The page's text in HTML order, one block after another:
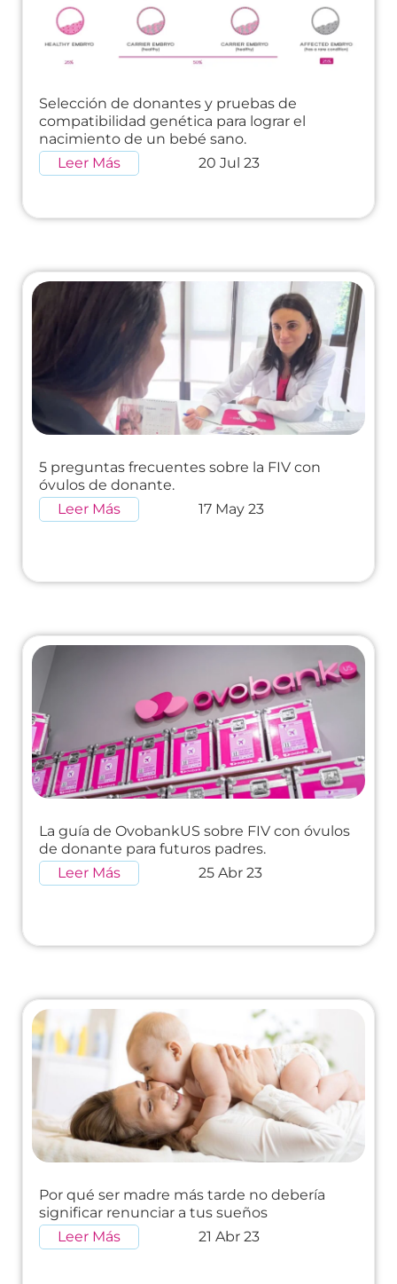
Selección de donantes y pruebas de
compatibilidad genética para lograr el
nacimiento de un bebé sano.
Leer Más
20 Jul 23
5 preguntas frecuentes sobre la FIV con
óvulos de donante.
Leer Más
17 May 23
La guía de OvobankUS sobre FIV con óvulos
de donante para futuros padres.
Leer Más
25 Abr 23
Por qué ser madre más tarde no debería
significar renunciar a tus sueños
Leer Más
21 Abr 23